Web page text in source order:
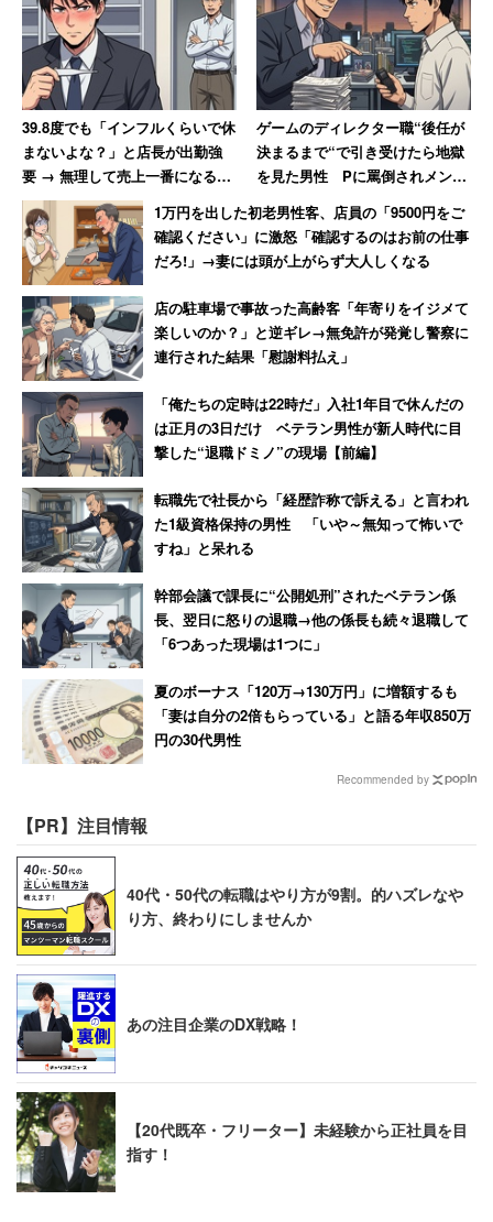
39.8度でも「インフルくらいで休
まないよな？」と店長が出勤強
要 → 無理して売上一番になると
「ずっとインフルでいいんじゃ
ないか？」と言われて激怒した
男性
ゲームのディレクター職“後任が
決まるまで“で引き受けたら地獄
を見た男性 Pに罵倒されメンタ
「恐ろしい経験でした」
1万円を出した初老男性客、店員の「9500円をご
確認ください」に激怒「確認するのはお前の仕事
だろ!」→妻には頭が上がらず大人しくなる
店の駐車場で事故った高齢客「年寄りをイジメて
楽しいのか？」と逆ギレ→無免許が発覚し警察に
連行された結果「慰謝料払え」
「俺たちの定時は22時だ」入社1年目で休んだの
は正月の3日だけ ベテラン男性が新人時代に目
撃した“退職ドミノ”の現場【前編】
転職先で社長から「経歴詐称で訴える」と言われ
た1級資格保持の男性 「いや～無知って怖いで
すね」と呆れる
幹部会議で課長に“公開処刑”されたベテラン係
長、翌日に怒りの退職→他の係長も続々退職して
「6つあった現場は1つに」
夏のボーナス「120万→130万円」に増額するも
「妻は自分の2倍もらっている」と語る年収850万
円の30代男性
Recommended by
【PR】注目情報
40代・50代の転職はやり方が9割。的ハズレなや
り方、終わりにしませんか
あの注目企業のDX戦略！
【20代既卒・フリーター】未経験から正社員を目
指す！